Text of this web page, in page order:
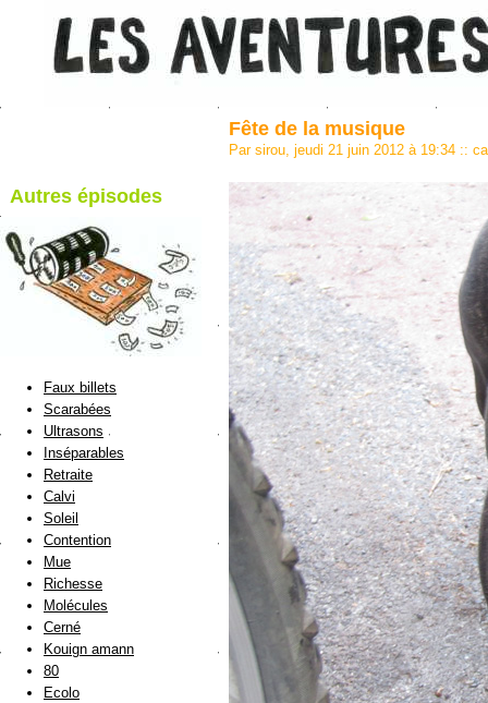
blog de Sirou
Fête de la musique
Par sirou, jeudi 21 juin 2012 à 19:34 ::
Autres épisodes
Faux billets
Scarabées
Ultrasons
Inséparables
Retraite
Calvi
Soleil
Contention
Mue
Richesse
Molécules
Cerné
Kouign amann
80
Ecolo